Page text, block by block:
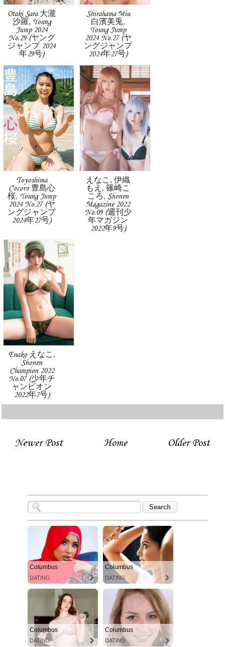
Otaki Sara 大瀧
沙羅, Young
Jump 2024
No.29 (ヤング
ジャンプ 2024
年29号)
Shirahama Miu
白濱美兎,
Young Jump
2024 No.27 (ヤ
ングジャンプ
2024年27号)
Toyoshima
Cocoro 豊島心
桜, Young Jump
2024 No.27 (ヤ
ングジャンプ
2024年27号)
えなこ, 伊織
もえ, 篠崎こ
ころ, Shonen
Magazine 2022
No.09 (週刊少
年マガジン
2022年9号)
Enako えなこ,
Shonen
Champion 2022
No.07 (少年チ
ャンピオン
2022年7号)
Newer Post Older Post
Home
Columbus
DATING
Columbus
DATING
Columbus
DATING
Columbus
DATING